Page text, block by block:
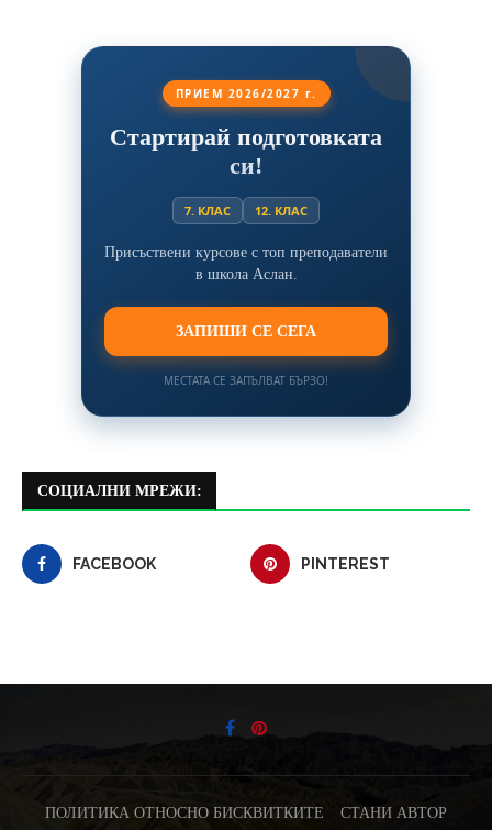
ПРИЕМ 2026/2027 г.
Стартирай подготовката
си!
7. КЛАС 12. КЛАС
Присъствени курсове с топ преподаватели
в школа Аслан.
ЗАПИШИ СЕ СЕГА
МЕСТАТА СЕ ЗАПЪЛВАТ БЪРЗО!
СОЦИАЛНИ МРЕЖИ:
FACEBOOK PINTEREST
ПОЛИТИКА ОТНОСНО БИСКВИТКИТЕ СТАНИ АВТОР